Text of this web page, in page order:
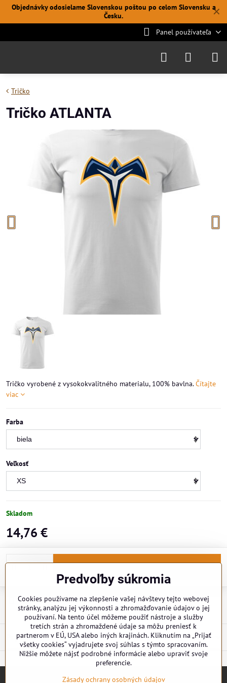
✕
Objednávky odosielame Slovenskou poštou po celom Slovensku a
Česku.
Panel používateľa
Tričko
Tričko ATLANTA
Tričko vyrobené z vysokokvalitného materialu, 100% bavlna.Čítajte
viac
Farba
Veľkosť
Skladom
14,76 €
Do košíka
Doručenia
Popis
Predvoľby súkromia
Cookies používame na zlepšenie vašej návštevy tejto webovej
stránky, analýzu jej výkonnosti a zhromažďovanie údajov o jej
používaní. Na tento účel môžeme použiť nástroje a služby
tretích strán a zhromaždené údaje sa môžu preniesť k
partnerom v EÚ, USA alebo iných krajinách. Kliknutím na „Prijať
všetky cookies“ vyjadrujete svoj súhlas s týmto spracovaním.
Nižšie môžete nájsť podrobné informácie alebo upraviť svoje
preferencie.
Zásady ochrany osobných údajov